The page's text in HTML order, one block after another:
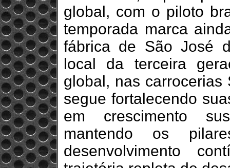
global, com o piloto
temporada marca
fábrica de São José
local da terceira
global, nas carrocerias
segue fortalecendo
em crescimento
mantendo os
desenvolvimento